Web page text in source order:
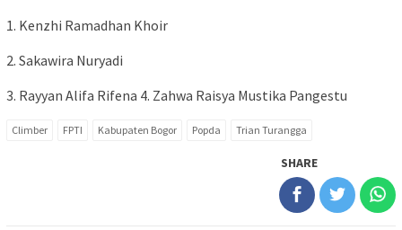
1. Kenzhi Ramadhan Khoir
2. Sakawira Nuryadi
3. Rayyan Alifa Rifena 4. Zahwa Raisya Mustika Pangestu
Climber FPTI Kabupaten Bogor Popda Trian Turangga
SHARE